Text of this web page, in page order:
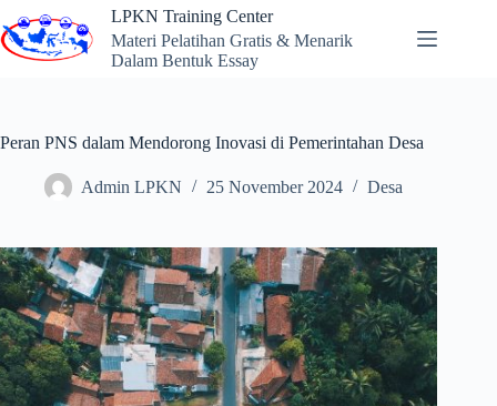
to
content
LPKN Training Center
Materi Pelatihan Gratis & Menarik
Dalam Bentuk Essay
Peran PNS dalam Mendorong Inovasi di Pemerintahan Desa
Admin LPKN 25 November 2024 Desa